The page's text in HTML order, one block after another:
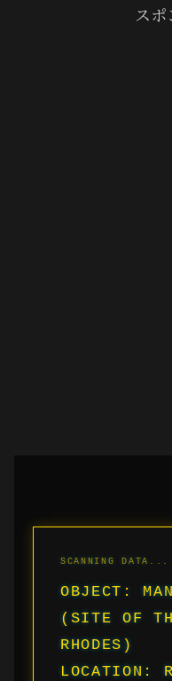
スポ
OBJECT:
(SITE OF
RHODES)
LOCATION: